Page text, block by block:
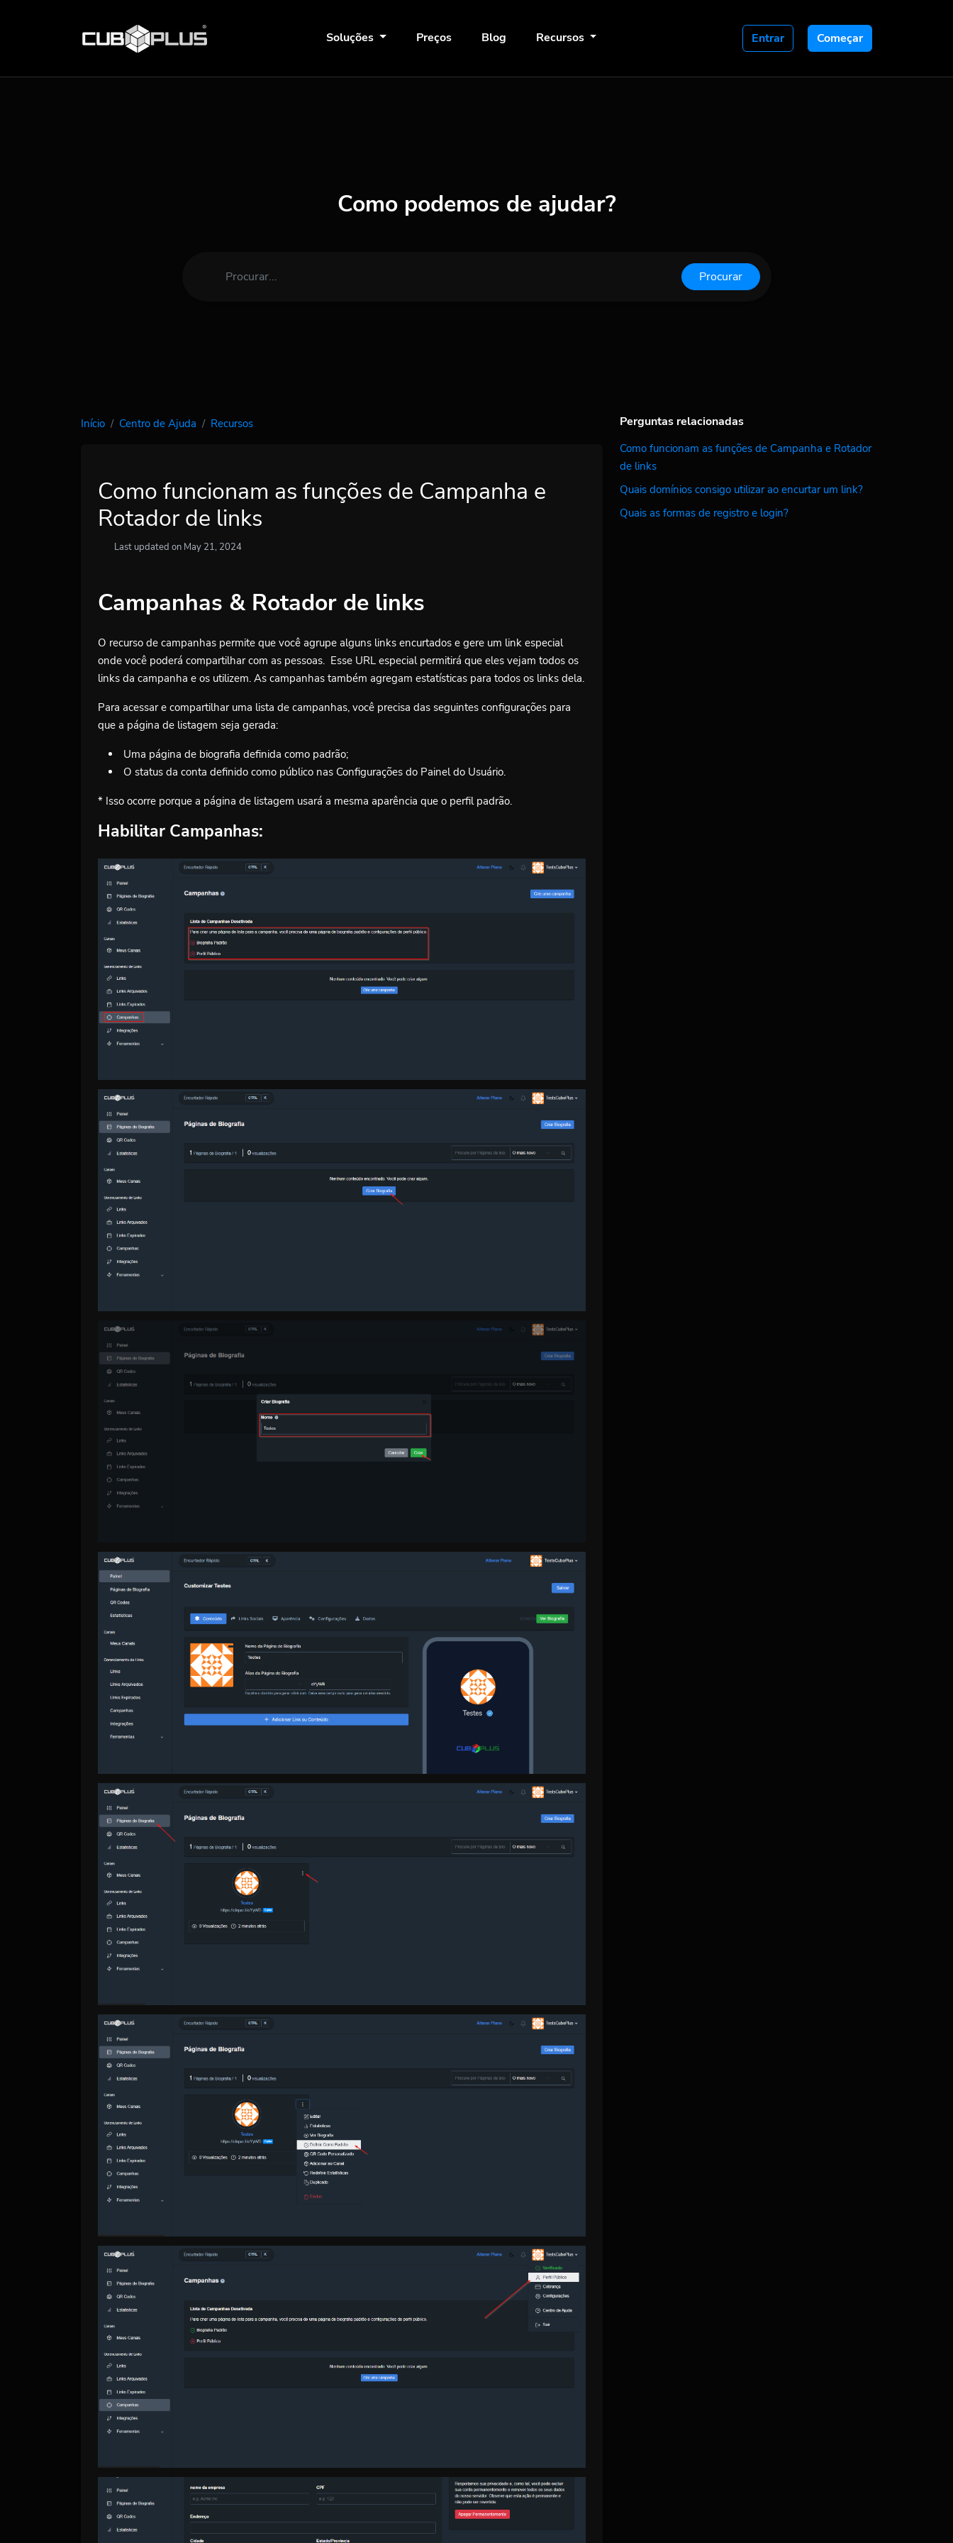
Soluções Preços Blog Recursos Entrar Começar
Como podemos de ajudar?
Procurar
Início Centro de Ajuda Recursos
Como funcionam as funções de Campanha e
Rotador de links
Last updated on May 21, 2024
Campanhas & Rotador de links
O recurso de campanhas permite que você agrupe alguns links encurtados e gere um link especial
onde você poderá compartilhar com as pessoas. Esse URL especial permitirá que eles vejam todos os
links da campanha e os utilizem. As campanhas também agregam estatísticas para todos os links dela.
Para acessar e compartilhar uma lista de campanhas, você precisa das seguintes configurações para
que a página de listagem seja gerada:
Uma página de biografia definida como padrão;
O status da conta definido como público nas Configurações do Painel do Usuário.
* Isso ocorre porque a página de listagem usará a mesma aparência que o perfil padrão.
Habilitar Campanhas:
Perguntas relacionadas
Como funcionam as funções de Campanha e Rotador
de links
Quais domínios consigo utilizar ao encurtar um link?
Quais as formas de registro e login?